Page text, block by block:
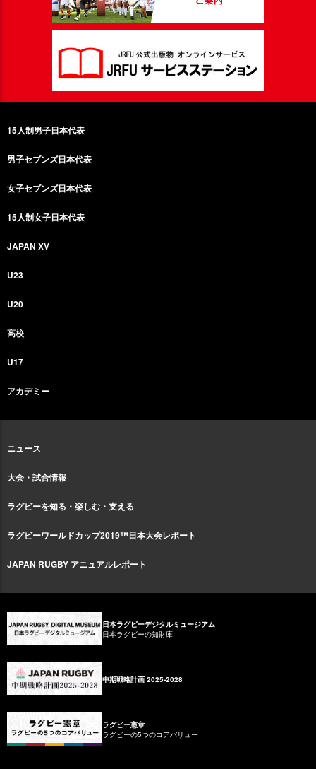
15人制男子日本代表
男子セブンズ日本代表
女子セブンズ日本代表
15人制女子日本代表
JAPAN XV
U23
U20
高校
U17
アカデミー
ニュース
大会・試合情報
ラグビーを知る・楽しむ・支える
ラグビーワールドカップ2019™日本大会レポート
JAPAN RUGBY アニュアルレポート
日本ラグビーデジタルミュージアム
日本ラグビーの知財庫
中期戦略計画 2025-2028
ラグビー憲章
ラグビーの5つのコアバリュー